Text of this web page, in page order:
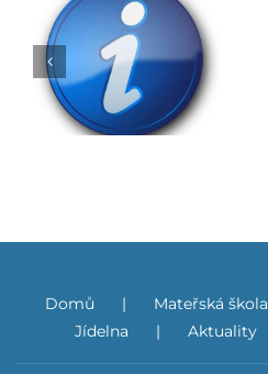
Rozhodnutí o přijetí
do ZŠ na školní rok
2026/2027
Domů Mateřská škola
Jídelna
Aktuality